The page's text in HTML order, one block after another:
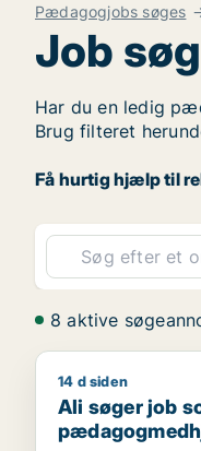
Pædagogjobs søges
Job
Har du en ledig
Brug filteret
Få hurtig hjælp til
8 aktive
Ali søger job
14 d siden
Ali søger job